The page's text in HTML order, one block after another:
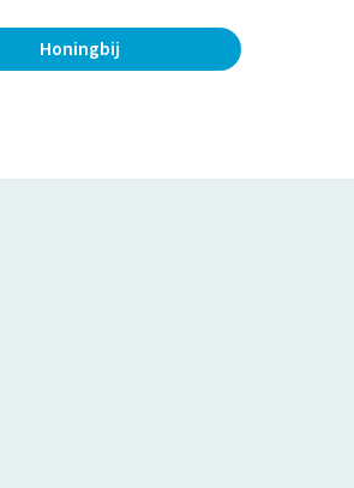
Honingbij